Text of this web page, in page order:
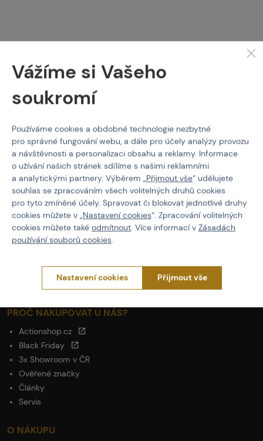
Airsoftový granát GR-2 s
TZ
Kód: 400426
210 Kč
není skladem
Brno
Praha
PROČ NAKUPOVAT U NÁS?
Actionshop.cz
Black Friday
3x Showroom v ČR
Ověřené značky
Články
Servis
O NÁKUPU
Vážíme si Vašeho
soukromí
Používáme cookies a obdobné technologie nezbytné
pro správné fungování webu, a dále pro účely analýzy provozu
a návštěvnosti a personalizaci obsahu a reklamy. Informace
o užívání našich stránek sdílíme s našimi reklamními
a analytickými partnery. Výběrem „Přijmout vše“ udělujete
souhlas se zpracováním všech volitelných druhů cookies
pro tyto zmíněné účely. Spravovat či blokovat jednotlivé druhy
cookies můžete v „Nastavení cookies“. Zpracování volitelných
cookies můžete také odmítnout. Více informací v Zásadách
používání souborů cookies.
Nastavení cookies Přijmout vše